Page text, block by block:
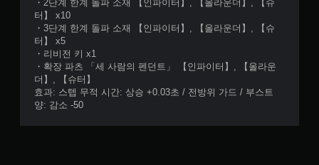
・2단계 한계 돌파 소재 【인파이터】, 【올라운더】, 【슈
터】 x10
・3단계 한계 돌파 소재 【인파이터】, 【올라운더】, 【슈
터】 x5
・리비전 키 x1
・확장 파츠 「세 사람의 펜던트」 【인파이터】, 【올라운
더】, 【슈터】
효과: 스텝 무적 시간: 상승 +0.03초 / 전방위 가드 / 부스트
양: 감소 -50